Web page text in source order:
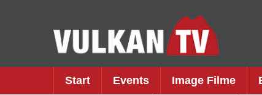
Start Events Image Filme